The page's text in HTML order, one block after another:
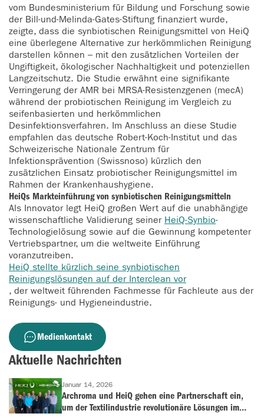
vom Bundesministerium für Bildung und Forschung sowie
der Bill-und-Melinda-Gates-Stiftung finanziert wurde,
zeigte, dass die synbiotischen Reinigungsmittel von HeiQ
eine überlegene Alternative zur herkömmlichen Reinigung
darstellen können – mit den zusätzlichen Vorteilen der
Ungiftigkeit, ökologischer Nachhaltigkeit und potenziellen
Langzeitschutz. Die Studie erwähnt eine signifikante
Verringerung der AMR bei MRSA-Resistenzgenen (mecA)
während der probiotischen Reinigung im Vergleich zu
seifenbasierten und herkömmlichen
Desinfektionsverfahren. Im Anschluss an diese Studie
empfahlen das deutsche Robert-Koch-Institut und das
Schweizerische Nationale Zentrum für
Infektionsprävention (Swissnoso) kürzlich den
zusätzlichen Einsatz probiotischer Reinigungsmittel im
Rahmen der Krankenhaushygiene.
HeiQs Markteinführung von synbiotischen Reinigungsmitteln
Als Innovator legt HeiQ großen Wert auf die unabhängige
wissenschaftliche Validierung seiner HeiQ-Synbio-
Technologielösung sowie auf die Gewinnung kompetenter
Vertriebspartner, um die weltweite Einführung
voranzutreiben.
HeiQ stellte kürzlich seine synbiotischen
Reinigungslösungen auf der Interclean vor
, der weltweit führenden Fachmesse für Fachleute aus der
Reinigungs- und Hygieneindustrie.
Medienkontakt
Aktuelle Nachrichten
Januar 14, 2026
Archroma und HeiQ gehen eine Partnerschaft ein,
um der Textilindustrie revolutionäre Lösungen im